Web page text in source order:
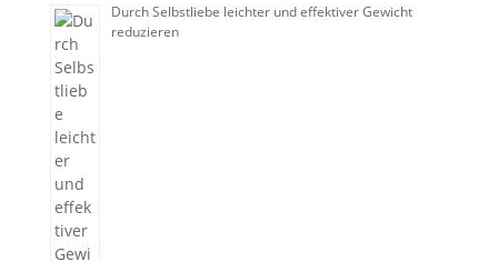
Durch Selbstliebe leichter und effektiver Gewicht
reduzieren